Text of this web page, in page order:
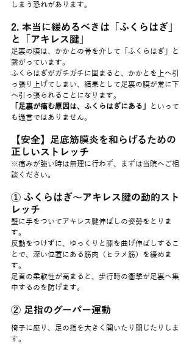
しまう恐れがあります。
2. 本当に緩めるべきは「ふくらはぎ」
と「アキレス腱」
足裏の膜は、かかとの骨を介して「ふくらはぎ」と
繋がっています。
ふくらはぎがガチガチに固まると、かかとを上へ引
っ張り上げてしまい、結果として足裏の膜が常に下
へ引っ張られることになります。
「足裏が痛む原因は、ふくらはぎにある」
といって
も過言ではありません。
【安全】足底筋膜炎を和らげるための
正しいストレッチ
※痛みが強い時は無理に行わず、まずは当院へご相
談ください。
① ふくらはぎ〜アキレス腱の動的スト
レッチ
壁に手をついてアキレス腱伸ばしの姿勢をとりま
す。
反動をつけずに、ゆっくりと膝を曲げ伸ばしするこ
とで、深い位置にある筋肉（ヒラメ筋）を緩めま
す。
足首の柔軟性が高まると、歩行時の衝撃が足裏へ集
中するのを防げます。
② 足指のグーパー運動
椅子に座り、足の指を大きく開いたり閉じたりしま
す。